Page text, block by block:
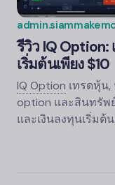
รีวิว IQ Option:
เริ่มต้นเพียง $10
IQ Option เทรดหุ้น,
option และสินทรัพ
และเงินลงทุนเริ่มต้น